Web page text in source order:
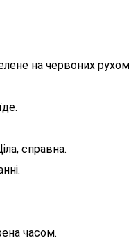
на червоних
справна.
часом.